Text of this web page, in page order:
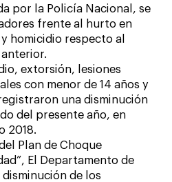
por la Policía Nacional, se
frente al hurto en
homicidio respecto al
extorsión, lesiones
con menor de 14 años y
una disminución
del presente año, en
2018.
Plan de Choque
El Departamento de
de los